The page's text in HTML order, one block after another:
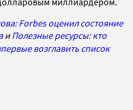
Forbes оценил состояние
иПолезные ресурсы: кто
возглавить список